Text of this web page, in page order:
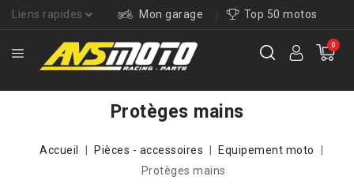
Liens rapides Mon garage Top 50 motos
0
Protèges mains
Accueil Pièces - accessoires
Equipement moto
Protèges mains